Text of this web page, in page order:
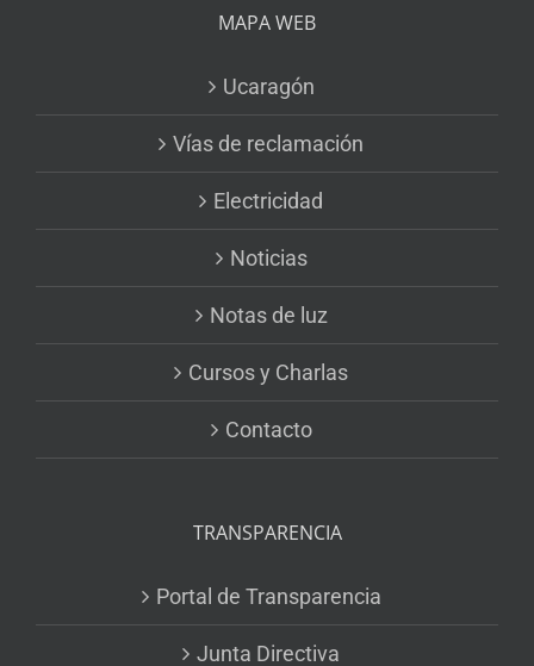
MAPA WEB
Ucaragón
Vías de reclamación
Electricidad
Noticias
Notas de luz
Cursos y Charlas
Contacto
TRANSPARENCIA
Portal de Transparencia
Junta Directiva